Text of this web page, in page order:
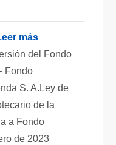
más
del Fondo
Fondo
S. A.Ley de
de la
a Fondo
de 2023